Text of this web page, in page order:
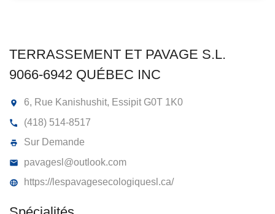
TERRASSEMENT ET PAVAGE S.L.
9066-6942 QUÉBEC INC